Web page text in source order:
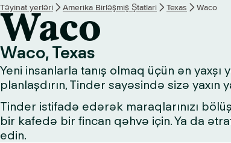
H
m
Təyinat yerləri Amerika Birləşmiş Ştatları Texas Waco
Waco
Waco, Texas
Yeni insanlarla tanış olmaq üçün ən
planlaşdırın, Tinder sayəsində sizə yaxın
Tinder istifadə edərək maraqlarınızı
bir kafedə bir fincan qəhvə için. Ya da
edin.